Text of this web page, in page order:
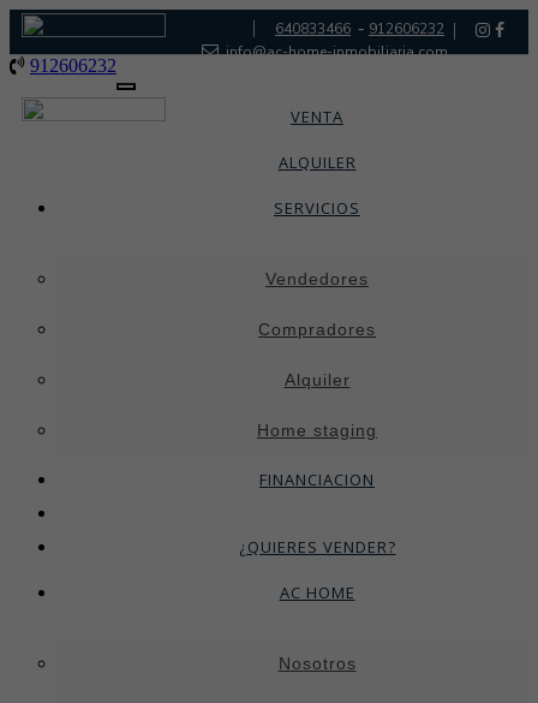
|
- 912606232
| 640833466
info@ac-home-inmobiliaria.com
912606232
Toggle
VENTA
ALQUILER
SERVICIOS
Vendedores
Compradores
Alquiler
Home staging
FINANCIACION
¿QUIERES VENDER?
AC HOME
Nosotros